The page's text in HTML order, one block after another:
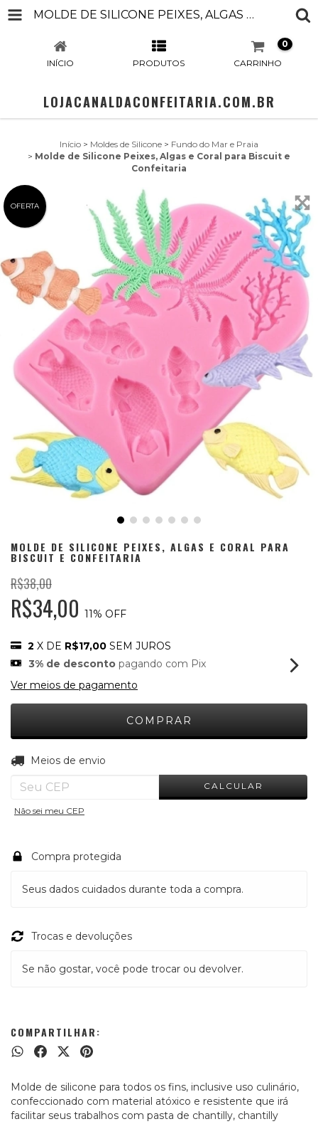
MOLDE DE SILICONE PEIXES, ALGAS E CORAL PARA BISCUIT E CONFEITARIA
INÍCIO PRODUTOS CARRINHO
0
LOJACANALDACONFEITARIA.COM.BR
Início > Moldes de Silicone > Fundo do Mar e Praia
> Molde de Silicone Peixes, Algas e Coral para Biscuit e
Confeitaria
OFERTA
MOLDE DE SILICONE PEIXES, ALGAS E CORAL PARA
BISCUIT E CONFEITARIA
R$38,00
R$34,00 11% OFF
2 X DE R$17,00 SEM JUROS
3% de desconto pagando com Pix
Ver meios de pagamento
Entregas para o CEP:
Meios de envio
CALCULAR
Não sei meu CEP
Compra protegida
Seus dados cuidados durante toda a compra.
Trocas e devoluções
Se não gostar, você pode trocar ou devolver.
COMPARTILHAR:
Molde de silicone para todos os fins, inclusive uso culinário,
confeccionado com material atóxico e resistente que irá
facilitar seus trabalhos com pasta de chantilly, chantilly